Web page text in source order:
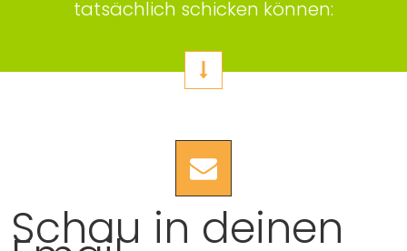
tatsächlich schicken können:
Schau in deinen